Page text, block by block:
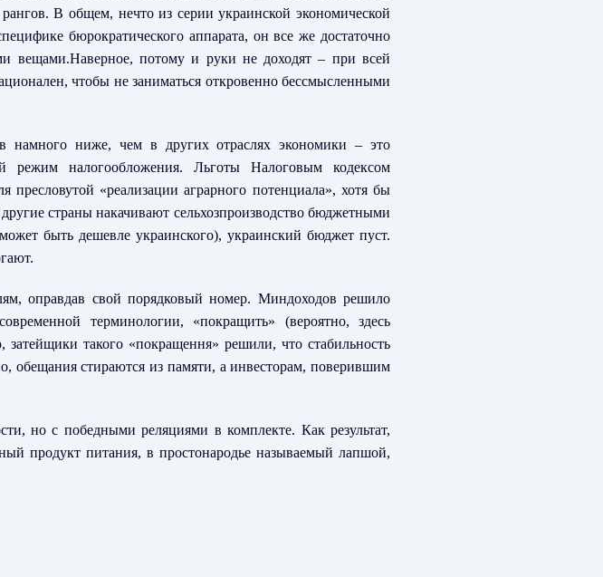
В общем, нечто из серии украинской экономической
бюрократического аппарата, он все же достаточно
вещами.Наверное, потому и руки не доходят – при всей
чтобы не заниматься откровенно бессмысленными
намного ниже, чем в других отраслях экономики – это
режим налогообложения. Льготы Налоговым кодексом
«реализации аграрного потенциала», хотя бы
страны накачивают сельхозпроизводство бюджетными
быть дешевле украинского), украинский бюджет пуст.
оправдав свой порядковый номер. Миндоходов решило
терминологии, «покращить» (вероятно, здесь
такого «покращення» решили, что стабильность
обещания стираются из памяти, а инвесторам, поверившим
но с победными реляциями в комплекте. Как результат,
продукт питания, в простонародье называемый лапшой,